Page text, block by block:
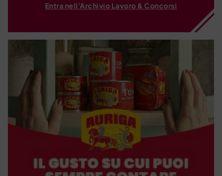
Entra nell'Archivio Lavoro & Concorsi